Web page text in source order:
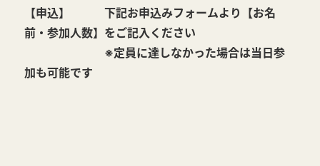
【申込】 下記お申込みフォームより【お名
前・参加人数】をご記入ください
※定員に達しなかった場合は当日参
加も可能です